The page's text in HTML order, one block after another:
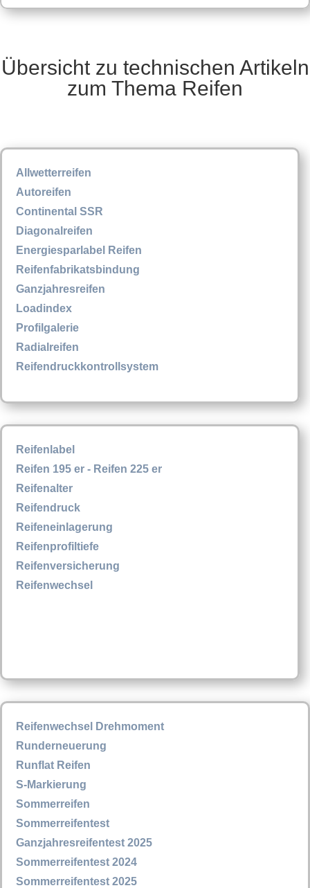
Übersicht zu technischen Artikeln
zum Thema Reifen
Allwetterreifen
Autoreifen
Continental SSR
Diagonalreifen
Energiesparlabel Reifen
Reifenfabrikatsbindung
Ganzjahresreifen
Loadindex
Profilgalerie
Radialreifen
Reifendruckkontrollsystem
Reifenlabel
Reifen 195 er - Reifen 225 er
Reifenalter
Reifendruck
Reifeneinlagerung
Reifenprofiltiefe
Reifenversicherung
Reifenwechsel
Reifenwechsel Drehmoment
Runderneuerung
Runflat Reifen
S-Markierung
Sommerreifen
Sommerreifentest
Ganzjahresreifentest 2025
Sommerreifentest 2024
Sommerreifentest 2025